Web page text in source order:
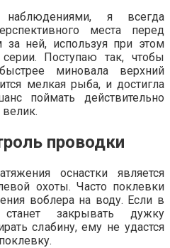
наблюдениями, я всегда
места перед
ней, используя при этом
Поступаю так, чтобы
миновала верхний
мелкая рыба, и достигла
поймать действительно
проводки
оснастки является
охоты. Часто поклевки
воблера на воду. Если в
закрывать дужку
слабину, ему не удастся